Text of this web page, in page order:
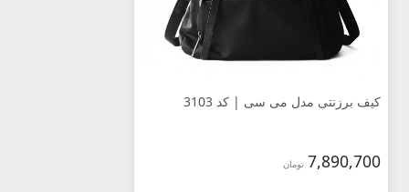
کیف برزنتی مدل می سی | کد 3103
7,890,700 تومان